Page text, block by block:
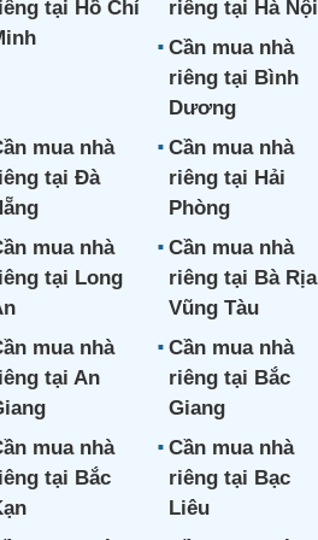
tại Hồ Chí
riêng tại Hà Nội
Cần mua nhà
riêng tại Bình
Dương
mua nhà
tại Đà
Cần mua nhà
riêng tại Hải
Phòng
mua nhà
tại Long
Cần mua nhà
riêng tại Bà Rịa
Vũng Tàu
mua nhà
tại An
Cần mua nhà
riêng tại Bắc
Giang
mua nhà
tại Bắc
Cần mua nhà
riêng tại Bạc
Liêu